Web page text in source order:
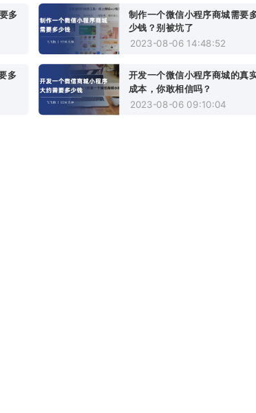
多 制作一个微信小程序商城需要
少钱？别被坑了
2023-08-06 14:48:52
多
开发一个微信小程序商城的真
成本，你敢相信吗？
2023-08-06 09:10:04